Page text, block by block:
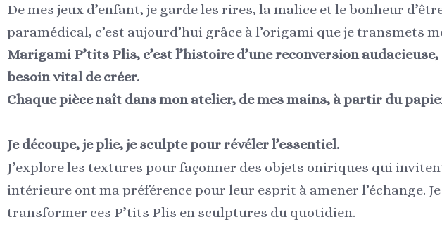
De mes jeux d’enfant, je garde les rires, la malice et le bonheur
paramédical, c’est aujourd’hui grâce à l’origami que je transmets
Marigami P’tits Plis, c’est l’histoire d’une reconversion
besoin vital de créer.
Chaque pièce naît dans mon atelier, de mes mains, à partir du
Je découpe, je plie, je sculpte pour révéler l’essentiel.
J’explore les textures pour façonner des objets oniriques qui
intérieure ont ma préférence pour leur esprit à amener l’échange.
transformer ces P’tits Plis en sculptures du quotidien.